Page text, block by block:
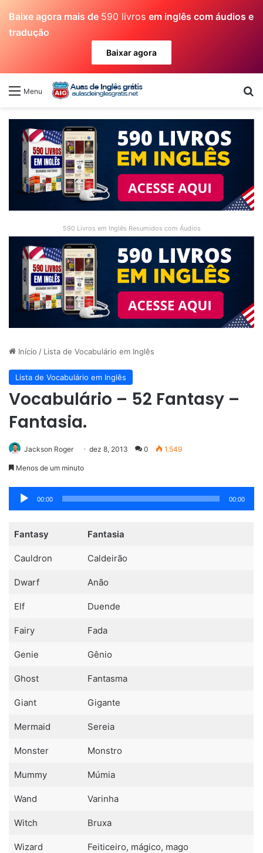
Baixe agora mais de 590 livros em inglês com áudios e
tradução
Baixar agora
Menu
590 Livros em Inglês Resumidos com Áudios
Início / Lista de Vocabulário em Inglês
Lista de Vocabulário em Inglês
Vocabulário – 52 Fantasy –
Fantasia.
Jackson Roger dez 8, 2013 0 1.549
Menos de um minuto
Tocador
de
00:00 00:00
Fantasy Fantasia
Cauldron Caldeirão
Dwarf Anão
Elf Duende
Fairy Fada
Genie Gênio
Ghost Fantasma
Giant Gigante
Mermaid Sereia
Monster Monstro
Mummy Múmia
Wand Varinha
Witch Bruxa
Wizard Feiticeiro, mágico, mago